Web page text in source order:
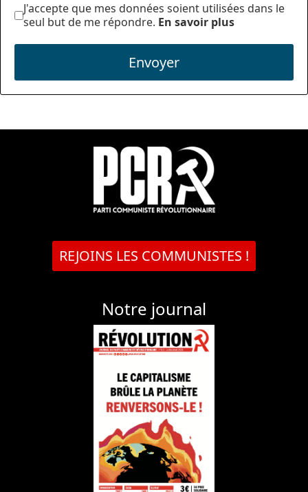
J'accepte que mes données soient utilisées dans le
seul but de me répondre. En savoir plus
Envoyer
REJOINS LES COMMUNISTES !
Notre journal